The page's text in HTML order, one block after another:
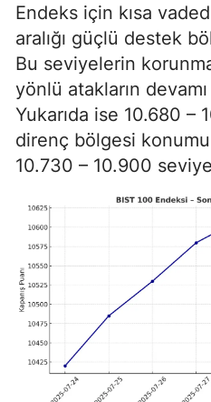
Endeks için kısa
aralığı güçlü destek
Bu seviyelerin
yönlü atakların
Yukarıda ise 10.680 –
direnç bölgesi
10.730 – 10.900